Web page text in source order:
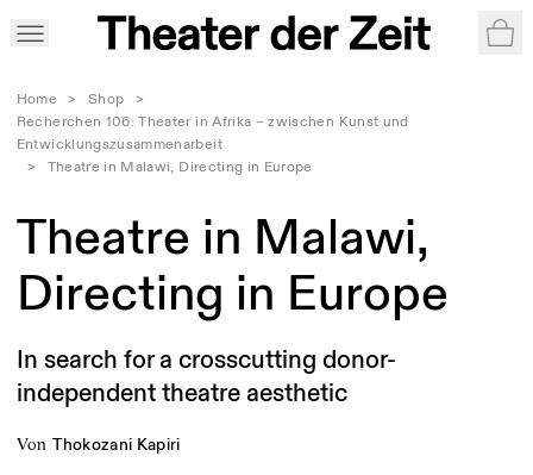
Home > Shop
>
Recherchen 106: Theater in Afrika – zwischen Kunst und
Entwicklungszusammenarbeit
>
Theatre in Malawi, Directing in Europe
Theatre in Malawi,
Directing in Europe
In search for a crosscutting donor-
independent theatre aesthetic
von Thokozani Kapiri